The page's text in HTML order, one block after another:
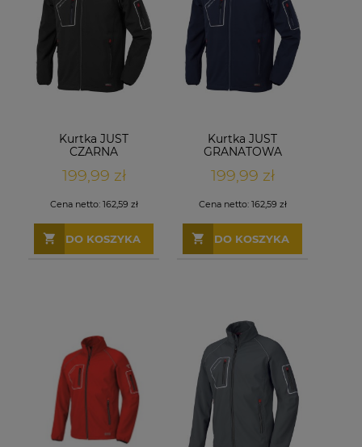
Kurtka JUST
CZARNA
199,99 zł
Cena netto: 162,59 zł
DO KOSZYKA
Kurtka JUST
GRANATOWA
199,99 zł
Cena netto: 162,59 zł
DO KOSZYKA